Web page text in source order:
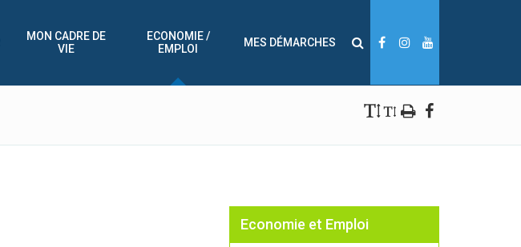
MON CADRE DE
VIE
ECONOMIE /
EMPLOI
MES DÉMARCHES
Economie et Emploi